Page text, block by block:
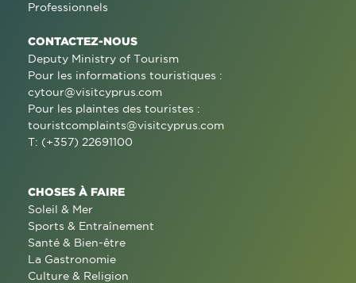
Professionnels
CONTACTEZ-NOUS
Deputy Ministry of Tourism
Pour les informations touristiques :
cytour@visitcyprus.com
Pour les plaintes des touristes :
touristcomplaints@visitcyprus.com
T: (+357) 22691100
CHOSES À FAIRE
Soleil & Mer
Sports & Entraînement
Santé & Bien-être
La Gastronomie
Culture & Religion